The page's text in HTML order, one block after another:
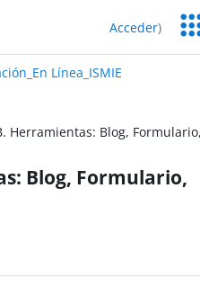
Línea_ISMIE Acceder)
Línea_ISMIE
Blog, Formulario,